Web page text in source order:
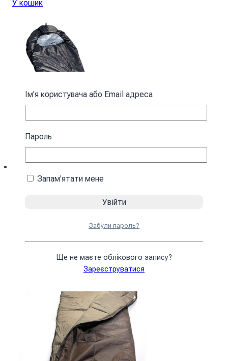
У кошик
Спальний мішок з капюшоном “Кокон”
У кошик
Ім'я користувача або Email адреса
Пароль
Запам'ятати мене
Забули пароль?
Ще не маєте облікового запису?
Зареєструватися